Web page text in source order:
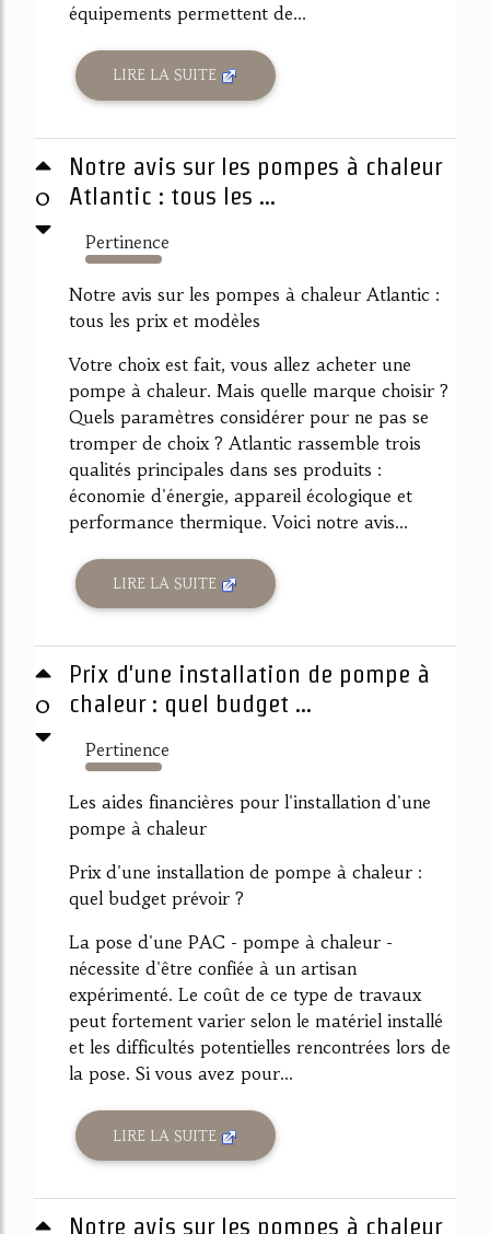
équipements permettent de...
LIRE LA SUITE
0
Notre avis sur les pompes à chaleur
Atlantic : tous les ...
Pertinence
5912%
Notre avis sur les pompes à chaleur Atlantic :
tous les prix et modèles
Votre choix est fait, vous allez acheter une
pompe à chaleur. Mais quelle marque choisir ?
Quels paramètres considérer pour ne pas se
tromper de choix ? Atlantic rassemble trois
qualités principales dans ses produits :
économie d'énergie, appareil écologique et
performance thermique. Voici notre avis...
LIRE LA SUITE
0
Prix d'une installation de pompe à
chaleur : quel budget ...
Pertinence
4512%
Les aides financières pour l'installation d'une
pompe à chaleur
Prix d'une installation de pompe à chaleur :
quel budget prévoir ?
La pose d'une PAC - pompe à chaleur -
nécessite d'être confiée à un artisan
expérimenté. Le coût de ce type de travaux
peut fortement varier selon le matériel installé
et les difficultés potentielles rencontrées lors de
la pose. Si vous avez pour...
LIRE LA SUITE
Notre avis sur les pompes à chaleur